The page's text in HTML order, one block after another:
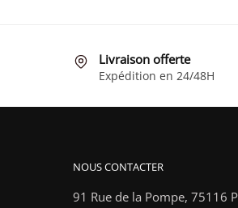
être
choisies
Livraison offerte
Expédition en 24/48H
NOUS CONTACTER
91 Rue de la Pompe, 75116